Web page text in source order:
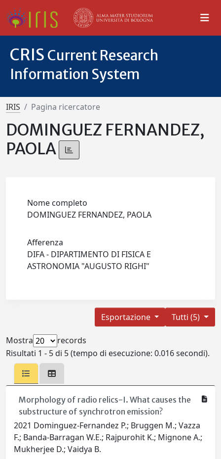
CRIS Current Research
Information System
IRIS Pagina ricercatore
DOMINGUEZ FERNANDEZ,
PAOLA
Nome completo
DOMINGUEZ FERNANDEZ, PAOLA
Afferenza
DIFA - DIPARTIMENTO DI FISICA E
ASTRONOMIA "AUGUSTO RIGHI"
Tutti (5)
Esportazione
Mostra
records
Risultati 1 - 5 di 5 (tempo di esecuzione: 0.016 secondi).
Morphology of radio relics-I. What causes the
substructure of synchrotron emission?
2021 Dominguez-Fernandez P.; Bruggen M.; Vazza
F.; Banda-Barragan W.E.; Rajpurohit K.; Mignone A.;
Mukherjee D.; Vaidya B.